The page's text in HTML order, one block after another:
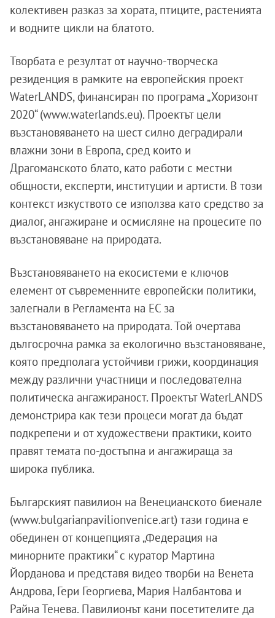
колективен разказ за хората, птиците, растенията
и водните цикли на блатото.
Творбата е резултат от научно-творческа
резиденция в рамките на европейския проект
WaterLANDS, финансиран по програма „Хоризонт
2020“ (www.waterlands.eu). Проектът цели
възстановяването на шест силно деградирали
влажни зони в Европа, сред които и
Драгоманското блато, като работи с местни
общности, експерти, институции и артисти. В този
контекст изкуството се използва като средство за
диалог, ангажиране и осмисляне на процесите по
възстановяване на природата.
Възстановяването на екосистеми е ключов
елемент от съвременните европейски политики,
залегнали в Регламента на ЕС за
възстановяването на природата. Той очертава
дългосрочна рамка за екологично възстановяване,
която предполага устойчиви грижи, координация
между различни участници и последователна
политическа ангажираност. Проектът WaterLANDS
демонстрира как тези процеси могат да бъдат
подкрепени и от художествени практики, които
правят темата по-достъпна и ангажираща за
широка публика.
Българският павилион на Венецианското биенале
(www.bulgarianpavilionvenice.art) тази година е
обединен от концепцията „Федерация на
минорните практики“ с куратор Мартина
Йорданова и представя видео творби на Венета
Андрова, Гери Георгиева, Мария Налбантова и
Райна Тенева. Павилионът кани посетителите да